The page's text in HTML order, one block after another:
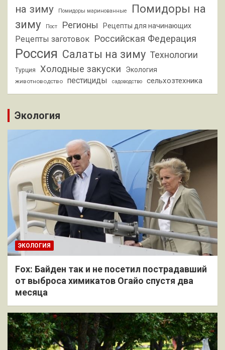
на зиму
Помидоры маринованные
Помидоры на
зиму
Пост Регионы Рецепты для начинающих
Рецепты заготовок Российская Федерация
Россия Салаты на зиму Технологии
Турция Холодные закуски Экология
животноводство пестициды садоводство сельхозтехника
Экология
ЭКОЛОГИЯ
Fox: Байден так и не посетил пострадавший
от выброса химикатов Огайо спустя два
месяца